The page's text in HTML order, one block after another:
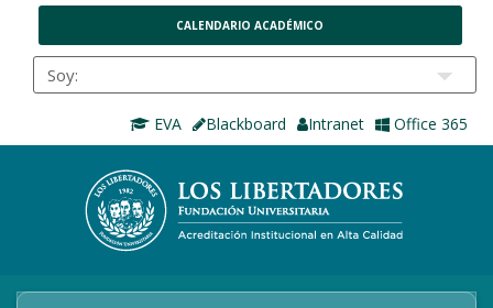
CALENDARIO ACADÉMICO
EVA Blackboard Intranet Office 365